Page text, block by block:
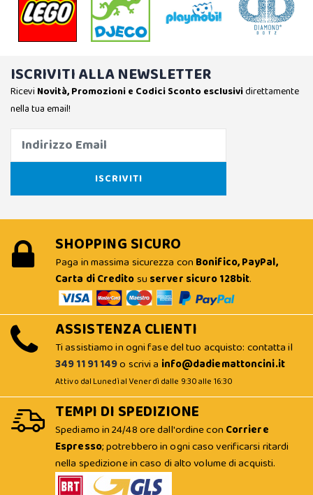
ISCRIVITI ALLA NEWSLETTER
Ricevi Novità, Promozioni e Codici Sconto esclusividirettamente
nella tua email!
SHOPPING SICURO
Paga in massima sicurezza con Bonifico, PayPal,
Carta di Creditosu server sicuro 128bit.
ASSISTENZA CLIENTI
Ti assistiamo in ogni fase del tuo acquisto: contatta il
349 11 91 149o scrivi a info@dadiemattoncini.it
Attivo dal Lunedì al Venerdì dalle 9:30 alle 16:30
TEMPI DI SPEDIZIONE
Spediamo in 24/48 ore dall'ordine con Corriere
Espresso; potrebbero in ogni caso verificarsi ritardi
nella spedizione in caso di alto volume di acquisti.